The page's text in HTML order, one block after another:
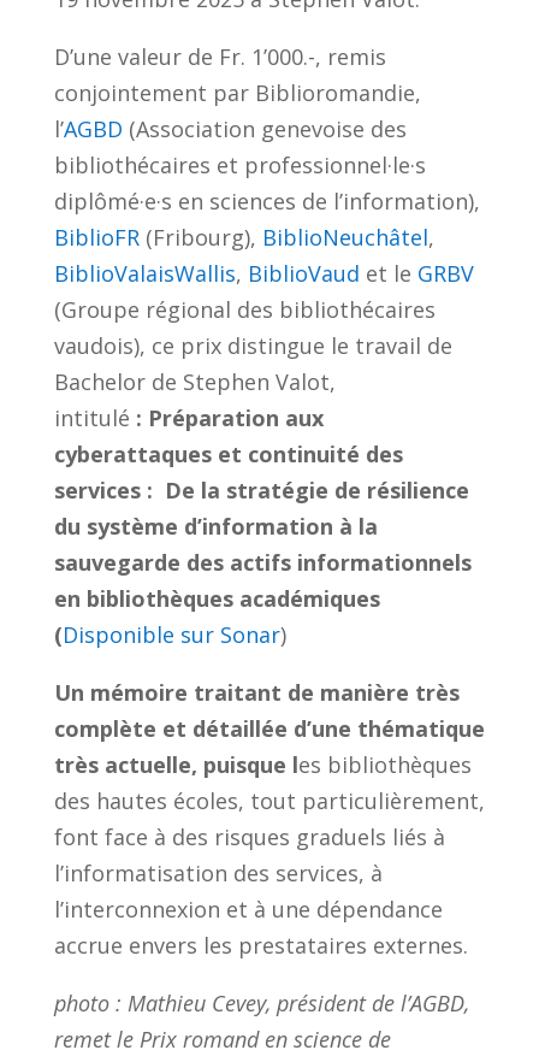
D’une valeur de Fr. 1’000.-, remis
conjointement par Biblioromandie,
l’AGBD (Association genevoise des
bibliothécaires et professionnel·le·s
diplômé·e·s en sciences de l’information),
BiblioFR(Fribourg), BiblioNeuchâtel,
BiblioValaisWallis, BiblioVaud et le GRBV
(Groupe régional des bibliothécaires
vaudois), ce prix distingue le travail de
Bachelor de Stephen Valot,
intitulé : Préparation aux
cyberattaques et continuité des
services : De la stratégie de résilience
du système d’information à la
sauvegarde des actifs informationnels
en bibliothèques académiques
(Disponible sur Sonar)
Un mémoire traitant de manière très
complète et détaillée d’une thématique
très actuelle, puisque les bibliothèques
des hautes écoles, tout particulièrement,
font face à des risques graduels liés à
l’informatisation des services, à
l’interconnexion et à une dépendance
accrue envers les prestataires externes.
photo : Mathieu Cevey, président de l’AGBD,
remet le Prix romand en science de